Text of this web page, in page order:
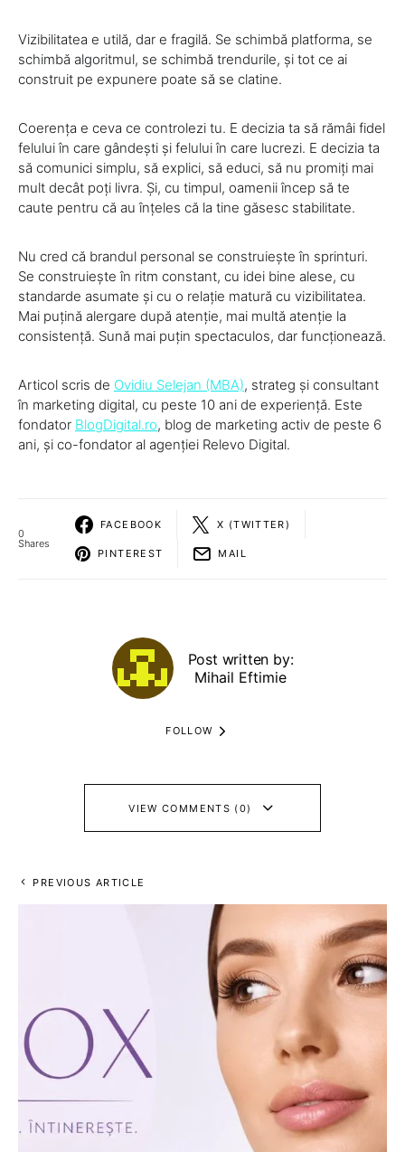
Vizibilitatea e utilă, dar e fragilă. Se schimbă platforma, se
schimbă algoritmul, se schimbă trendurile, și tot ce ai
construit pe expunere poate să se clatine.
Coerența e ceva ce controlezi tu. E decizia ta să rămâi fidel
felului în care gândești și felului în care lucrezi. E decizia ta
să comunici simplu, să explici, să educi, să nu promiți mai
mult decât poți livra. Și, cu timpul, oamenii încep să te
caute pentru că au înțeles că la tine găsesc stabilitate.
Nu cred că brandul personal se construiește în sprinturi.
Se construiește în ritm constant, cu idei bine alese, cu
standarde asumate și cu o relație matură cu vizibilitatea.
Mai puțină alergare după atenție, mai multă atenție la
consistență. Sună mai puțin spectaculos, dar funcționează.
Articol scris de Ovidiu Selejan (MBA), strateg și consultant
în marketing digital, cu peste 10 ani de experiență. Este
fondator BlogDigital.ro, blog de marketing activ de peste 6
ani, și co-fondator al agenției Relevo Digital.
0
Shares
FACEBOOK X (TWITTER)
PINTEREST MAIL
Post written by:
Mihail Eftimie
FOLLOW
VIEW COMMENTS (0)
PREVIOUS ARTICLE